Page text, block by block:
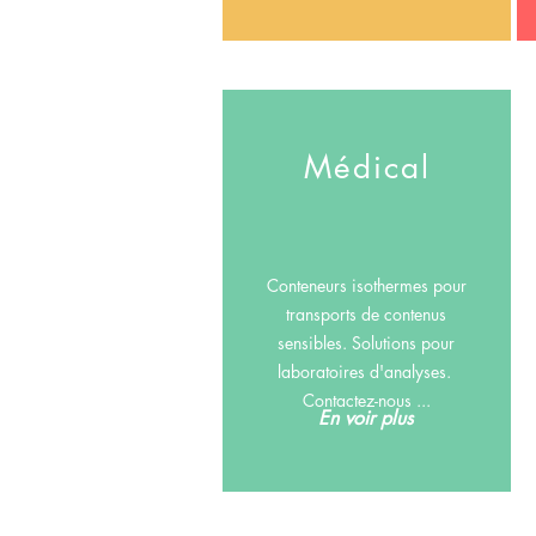
Médical
Conteneurs isothermes pour
transports de contenus
sensibles. Solutions pour
laboratoires d'analyses.
Contactez-nous ...
En voir plus